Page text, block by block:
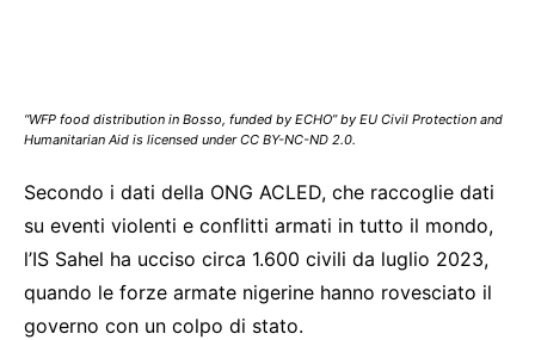
“WFP food distribution in Bosso, funded by ECHO” by EU Civil Protection and
Humanitarian Aid is licensed under CC BY-NC-ND 2.0.
Secondo i dati della ONG ACLED, che raccoglie dati
su eventi violenti e conflitti armati in tutto il mondo,
l’IS Sahel ha ucciso circa 1.600 civili da luglio 2023,
quando le forze armate nigerine hanno rovesciato il
governo con un colpo di stato.